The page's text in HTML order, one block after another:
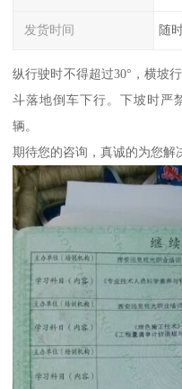
发货时间 随
纵行驶时不得超过30°，横坡
斗落地倒车下行。下坡时严
辆。
期待您的咨询，真诚的为您解